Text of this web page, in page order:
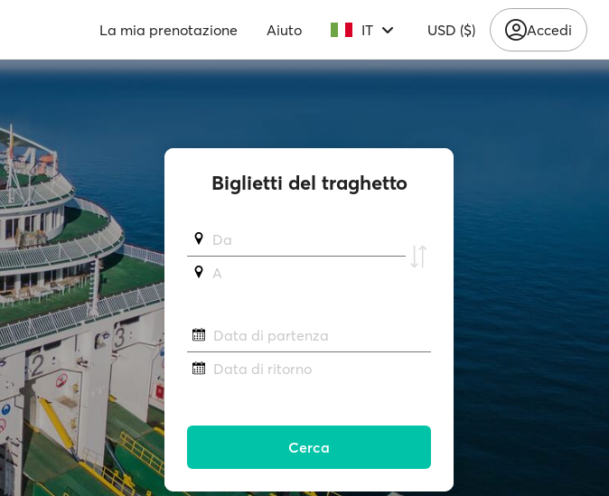
La mia prenotazione Aiuto IT USD ($) Accedi
Biglietti del traghetto
Da
A
Data di partenza
Data di ritorno
Cerca